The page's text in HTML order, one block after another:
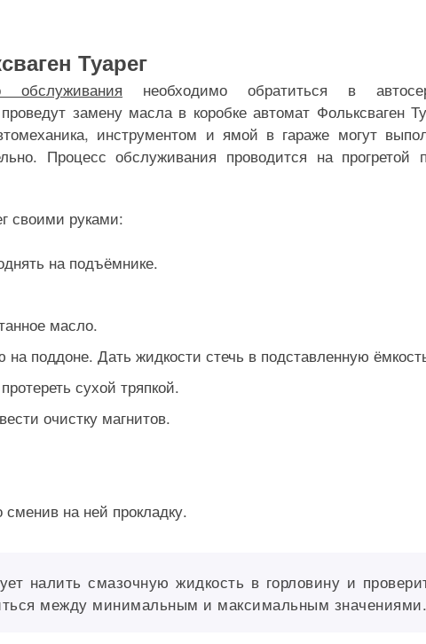
Туарег
обслуживания необходимо обратиться в
замену масла в коробке автомат Фольксваген
инструментом и ямой в гараже могут
Процесс обслуживания проводится на прогретой
своими руками:
на подъёмнике.
масло.
поддоне. Дать жидкости стечь в подставленную
сухой тряпкой.
очистку магнитов.
сменив на ней прокладку.
налить смазочную жидкость в горловину и
между минимальным и максимальным значениями.